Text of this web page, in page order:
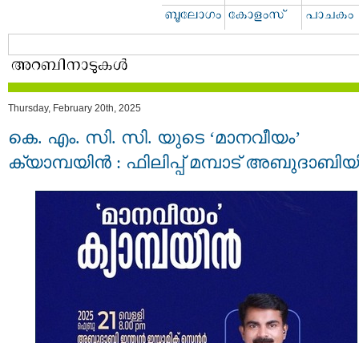
Thursday, February 20th, 2025
കെ. എം. സി. സി. യുടെ ‘മാനവീയം’
ക്യാമ്പയിൻ : ഫിലിപ്പ് മമ്പാട്